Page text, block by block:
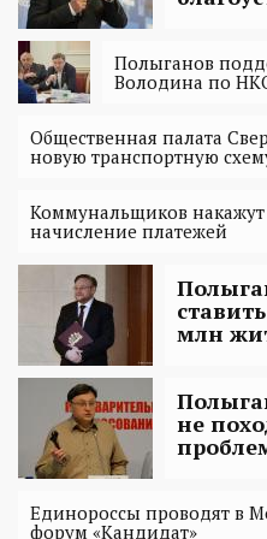
Полыганов
Володина по
Общественная палата
новую транспортную
Коммунальщиков
начисление платежей
млн
не
Единороссы проводят в
форум «Кандидат»